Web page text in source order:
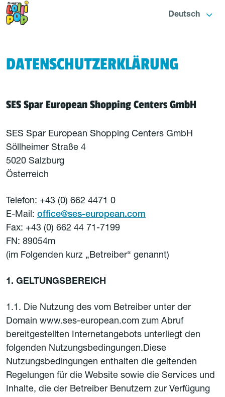
Deutsch
DATENSCHUTZERKLÄRUNG
SES Spar European Shopping Centers GmbH
SES Spar European Shopping Centers GmbH
Söllheimer Straße 4
5020 Salzburg
Österreich
Telefon: +43 (0) 662 4471 0
E-Mail: office@ses-european.com
Fax: +43 (0) 662 44 71-7199
FN: 89054m
(im Folgenden kurz „Betreiber“ genannt)
1. GELTUNGSBEREICH
1.1. Die Nutzung des vom Betreiber unter der
Domain www.ses-european.com zum Abruf
bereitgestellten Internetangebots unterliegt den
folgenden Nutzungsbedingungen.Diese
Nutzungsbedingungen enthalten die geltenden
Regelungen für die Website sowie die Services und
Inhalte, die der Betreiber Benutzern zur Verfügung